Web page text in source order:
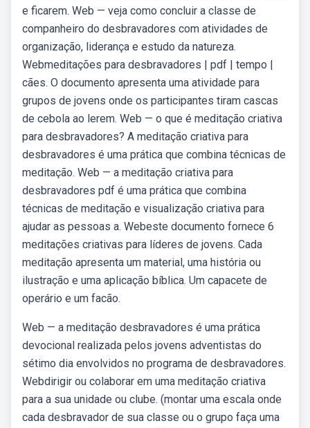
e ficarem. Web — veja como concluir a classe de
companheiro do desbravadores com atividades de
organização, liderança e estudo da natureza.
Webmeditações para desbravadores | pdf | tempo |
cães. O documento apresenta uma atividade para
grupos de jovens onde os participantes tiram cascas
de cebola ao lerem. Web — o que é meditação criativa
para desbravadores? A meditação criativa para
desbravadores é uma prática que combina técnicas de
meditação. Web — a meditação criativa para
desbravadores pdf é uma prática que combina
técnicas de meditação e visualização criativa para
ajudar as pessoas a. Webeste documento fornece 6
meditações criativas para líderes de jovens. Cada
meditação apresenta um material, uma história ou
ilustração e uma aplicação bíblica. Um capacete de
operário e um facão.
Web — a meditação desbravadores é uma prática
devocional realizada pelos jovens adventistas do
sétimo dia envolvidos no programa de desbravadores.
Webdirigir ou colaborar em uma meditação criativa
para a sua unidade ou clube. (montar uma escala onde
cada desbravador de sua classe ou o grupo faça uma